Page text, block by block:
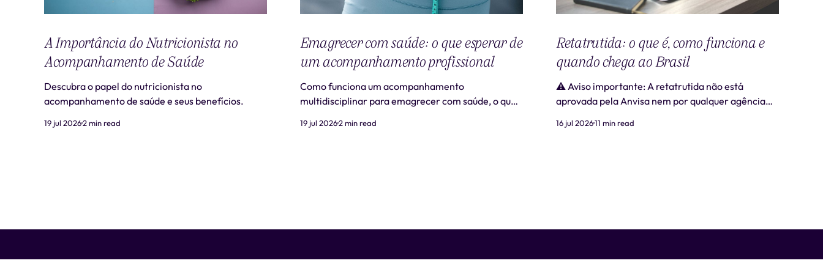
A Importância do Nutricionista no
Acompanhamento de Saúde
Descubra o papel do nutricionista no
acompanhamento de saúde e seus benefícios.
19 jul 20262 min read
Emagrecer com saúde: o que esperar de
um acompanhamento profissional
Como funciona um acompanhamento
multidisciplinar para emagrecer com saúde, o que
profissional.
19 jul 20262 min read
Retatrutida: o que é, como funciona e
quando chega ao Brasil
⚠️ Aviso importante: A retatrutida não está
aprovada pela Anvisa nem por qualquer agência
como "retatrutida" fora de estudos clínicos
16 jul 202611 min read